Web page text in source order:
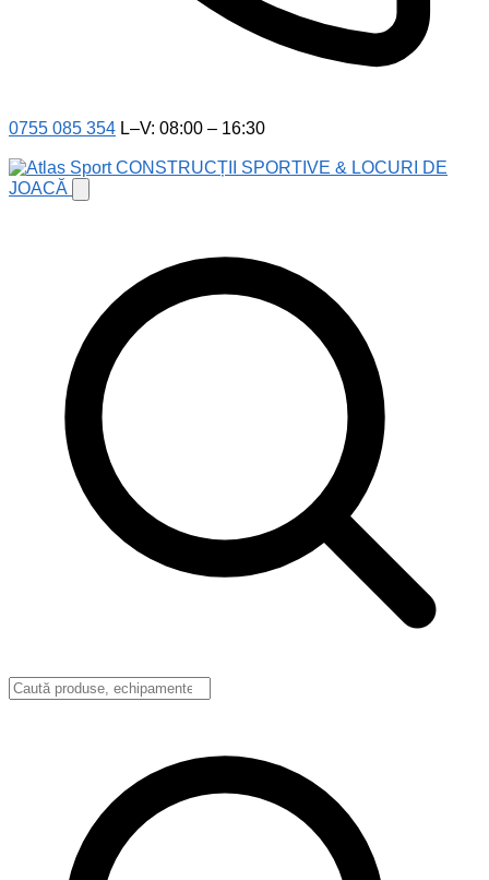
0755 085 354 L–V: 08:00 – 16:30
CONSTRUCȚII SPORTIVE & LOCURI DE
JOACĂ